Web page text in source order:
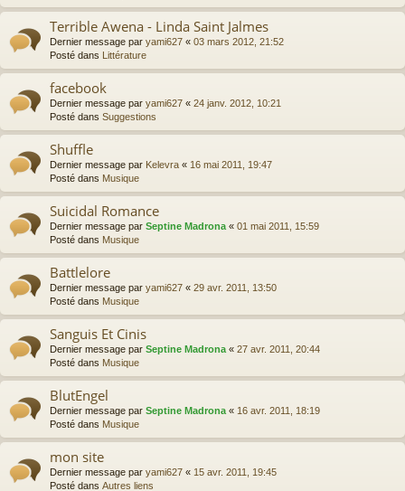
Terrible Awena - Linda Saint Jalmes
Dernier message par yami627 « 03 mars 2012, 21:52
Posté dans Littérature
facebook
Dernier message par yami627 « 24 janv. 2012, 10:21
Posté dans Suggestions
Shuffle
Dernier message par Kelevra « 16 mai 2011, 19:47
Posté dans Musique
Suicidal Romance
Dernier message par Septine Madrona « 01 mai 2011, 15:59
Posté dans Musique
Battlelore
Dernier message par yami627 « 29 avr. 2011, 13:50
Posté dans Musique
Sanguis Et Cinis
Dernier message par Septine Madrona « 27 avr. 2011, 20:44
Posté dans Musique
BlutEngel
Dernier message par Septine Madrona « 16 avr. 2011, 18:19
Posté dans Musique
mon site
Dernier message par yami627 « 15 avr. 2011, 19:45
Posté dans Autres liens